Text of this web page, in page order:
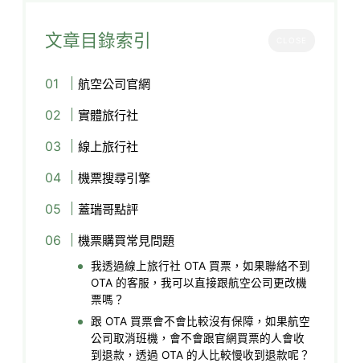
文章目錄索引
航空公司官網
實體旅行社
線上旅行社
機票搜尋引擎
蓋瑞哥點評
機票購買常見問題
我透過線上旅行社 OTA 買票，如果聯絡不到
OTA 的客服，我可以直接跟航空公司更改機
票嗎？
跟 OTA 買票會不會比較沒有保障，如果航空
公司取消班機，會不會跟官網買票的人會收
到退款，透過 OTA 的人比較慢收到退款呢？